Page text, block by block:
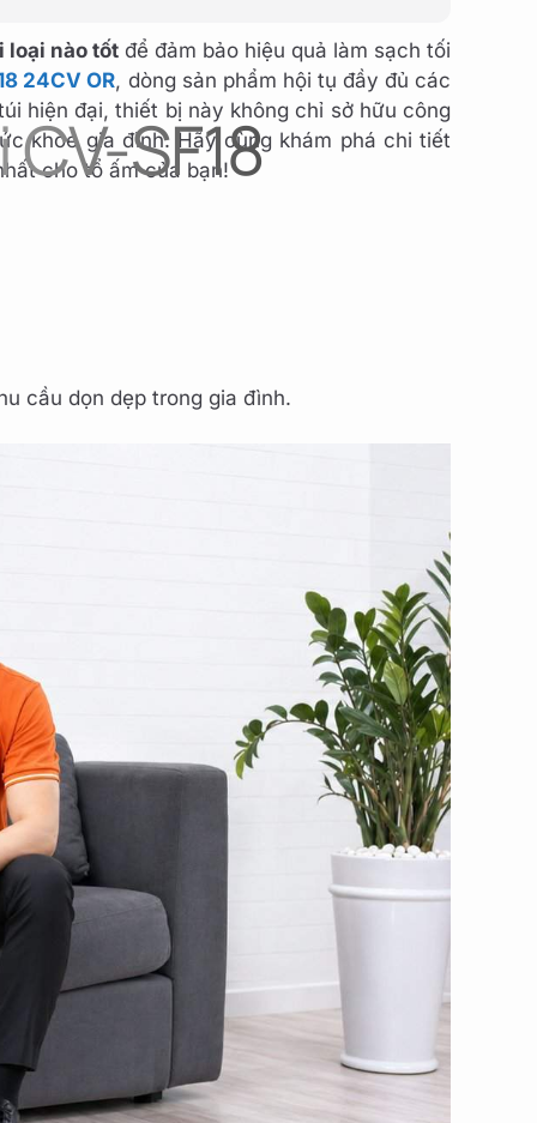
loại nào tốt để đảm bảo hiệu quả làm sạch tối
24CV OR, dòng sản phẩm hội tụ đầy đủ các
hiện đại, thiết bị này không chỉ sở hữu công
khỏe gia đình. Hãy cùng khám phá chi tiết
cho tổ ấm của bạn!
SF18
cầu dọn dẹp trong gia đình.